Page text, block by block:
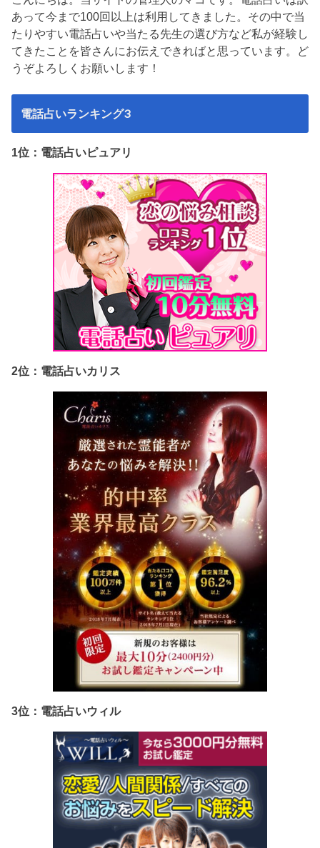
あって今まで100回以上は利用してきました。その中で当
たりやすい電話占いや当たる先生の選び方など私が経験し
てきたことを皆さんにお伝えできればと思っています。ど
うぞよろしくお願いします！
電話占いランキング3
1位：電話占いピュアリ
2位：電話占いカリス
3位：電話占いウィル